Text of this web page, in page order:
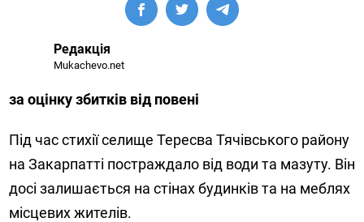
Редакція
Mukachevo.net
за оцінку збитків від повені
Під час стихії селище Тересва Тячівського району
на Закарпатті постраждало від води та мазуту. Він
досі залишається на стінах будинків та на меблях
місцевих жителів.